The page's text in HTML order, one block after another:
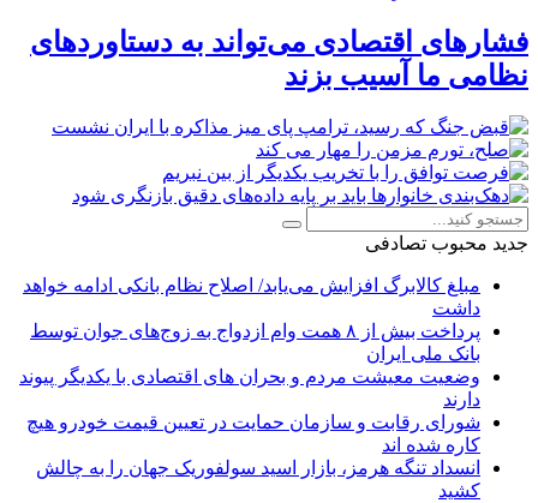
فشارهای اقتصادی می‌تواند به دستاوردهای
نظامی ما آسیب بزند
جدید محبوب تصادفی
مبلغ کالابرگ افزایش می‌یابد/ اصلاح نظام بانکی ادامه خواهد
داشت
پرداخت بیش از ۸ همت وام ازدواج به زوج‌های جوان توسط
بانک ملی ایران
وضعیت معیشت مردم و بحران های اقتصادی با یکدیگر پیوند
دارند
شورای رقابت و سازمان حمایت در تعیین قیمت خودرو هیچ
کاره شده اند
انسداد تنگه هرمز، بازار اسید سولفوریک جهان را به چالش
کشید